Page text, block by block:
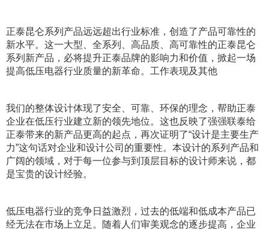
正泰昆仑系列产品远远超出行业标准，创造了产品可靠性的
新水平。这一大型、全系列、高品质、高可靠性的正泰昆仑
系列新产品，必将提升正泰品牌的影响力和价值，掀起一场
提高低压电器行业质量的新革命。工作表现及其他
我们的整体设计体现了安全、可靠、环保的理念，帮助正泰
企业在低压行业建立新的领先地位。这也反映了强强联泰给
正泰带来的新产品更高的起点，再次证明了“设计是主要生产
力”这句话对企业和设计公司的重要性。本设计的系列产品和
广阔的领域，对于每一位参与到顶层目标的设计师来说，都
是宝贵的设计经验。
低压电器行业的竞争日益激烈，过去的低端和低成本产品已
经无法在市场上立足。随着人们审美观念的逐步提高，企业